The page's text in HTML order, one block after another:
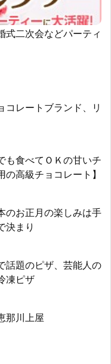
二次会などパーティ
コレートブランド、リ
も食べてＯＫの甘いチ
の高級チョコレート】
お正月の楽しみは手
決まり
題のピザ、芸能人の
凍ピザ
那川上屋